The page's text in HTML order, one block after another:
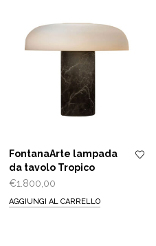
FontanaArte lampada
da tavolo Tropico
€1.800,00
AGGIUNGI AL CARRELLO